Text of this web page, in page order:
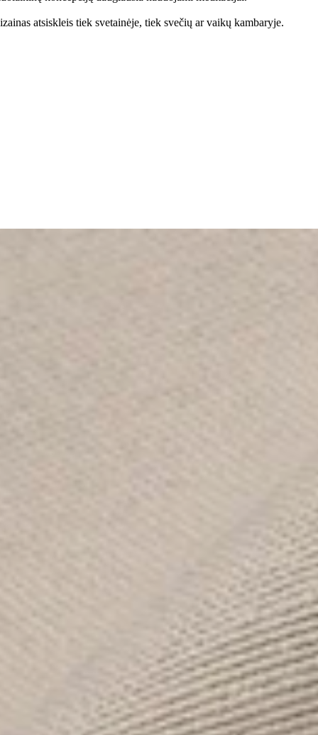
atsiskleis tiek svetainėje, tiek svečių ar vaikų kambaryje.